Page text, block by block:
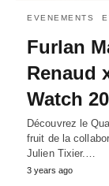
EVENEMENTS
Furlan
Renaud
Watch
Découvrez le
fruit de la
Julien Tixier.…
3 years ago